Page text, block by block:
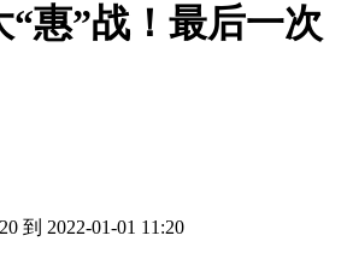
惠”战！最后一次
到 2022-01-01 11:20